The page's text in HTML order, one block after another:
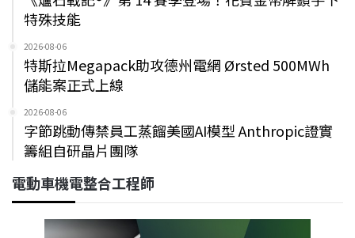
特殊技能
2026-08-06
特斯拉Megapack助攻德州電網 Ørsted 500MWh
儲能案正式上線
2026-08-06
字節跳動傳禁員工蒸餾美國AI模型 Anthropic證實
籌組自研晶片團隊
電動車機電整合工程師